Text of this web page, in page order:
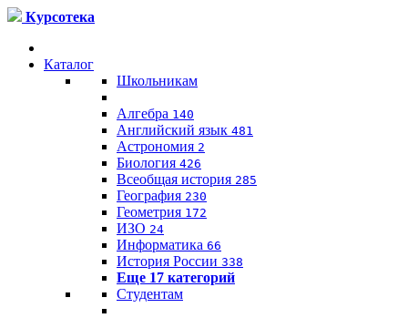
Курсотека
Каталог
Школьникам
Алгебра 140
Английский язык 481
Астрономия 2
Биология 426
Всеобщая история 285
География 230
Геометрия 172
ИЗО 24
Информатика 66
История России 338
Еще 17 категорий
Студентам